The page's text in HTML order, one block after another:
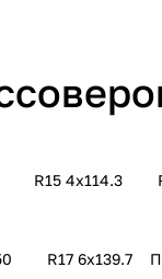
R15 4х114.3
R17 6х139.7